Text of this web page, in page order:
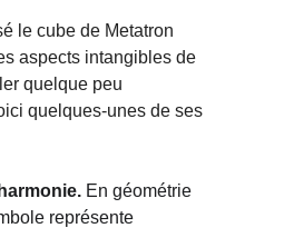
le cube de Metatron
aspects intangibles de
quelque peu
quelques-unes de ses
En géométrie
représente